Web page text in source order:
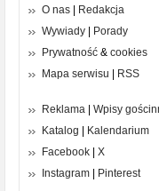
O nas
Redakcja
Wywiady
Porady
Prywatność & cookies
Mapa serwisu
RSS
Reklama
Wpisy
Katalog
Kalendarium
Facebook
X
Instagram
Pinterest